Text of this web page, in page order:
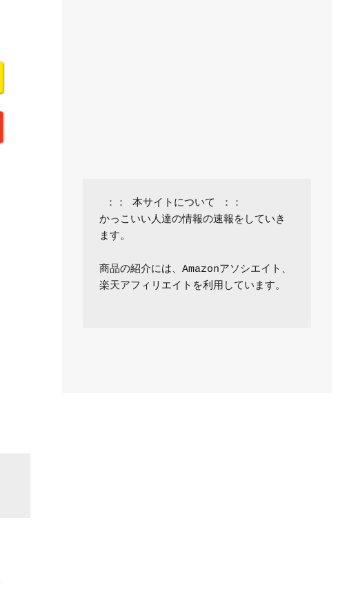
かっこいい人達の情報の速報をしていき
ます。
商品の紹介には、Amazonアソシエイト、
楽天アフィリエイトを利用しています。